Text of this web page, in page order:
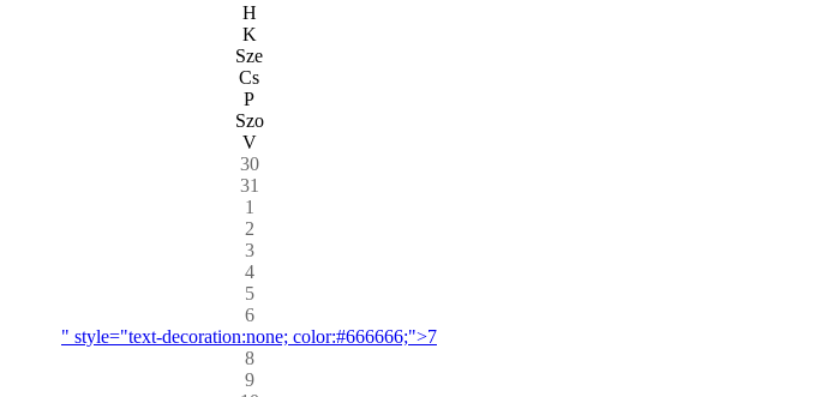
H
K
Sze
Cs
P
Szo
V
30
31
1
2
3
4
5
6
" style="text-decoration:none; color:#666666;">7
8
9